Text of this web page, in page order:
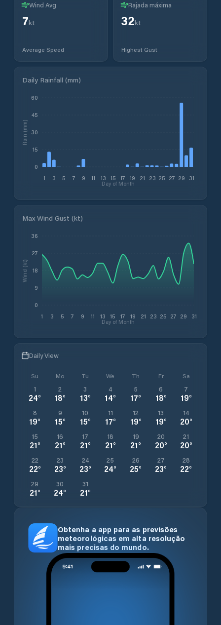
Wind Avg
7kt
Average Speed
Rajada máxima
32kt
Highest Gust
Daily Rainfall (mm)
1 3 5 7 9 11 13 15 17 19 21 23 25 27 29 31
Day of Month
0
15
30
45
60
Rain (mm)
Max Wind Gust (kt)
1 3 5 7 9 11 13 15 17 19 21 23 25 27 29 31
Day of Month
0
9
18
27
36
Wind (kt)
Daily View
Su Mo Tu We Th Fr Sa
1
24°
2
18°
3
13°
4
14°
5
17°
6
18°
7
19°
8
19°
9
15°
10
15°
11
17°
12
19°
13
19°
14
20°
15
21°
16
21°
17
21°
18
21°
19
21°
20
20°
21
20°
22
22°
23
23°
24
23°
25
24°
26
25°
27
23°
28
22°
29
21°
30
24°
31
21°
Obtenha a app para as previsões
meteorológicas em alta resolução
mais precisas do mundo.